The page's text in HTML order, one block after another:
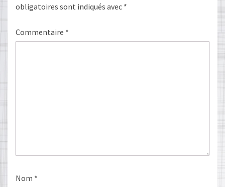
obligatoires sont indiqués avec *
Commentaire *
Nom *